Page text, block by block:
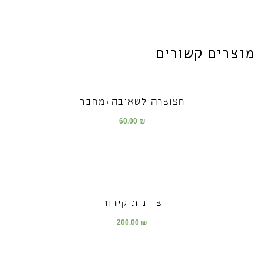
מוצרים קשורים
חצוצרה לשאיבה+מחבר
60.00 ₪
צידנית קירור
200.00 ₪